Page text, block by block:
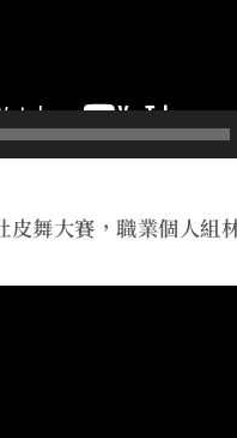
舞大賽，職業個人組